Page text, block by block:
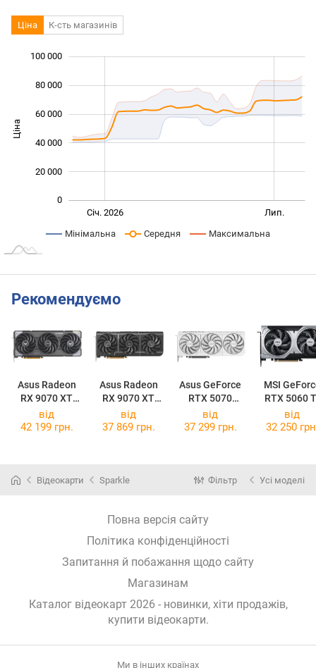
Ціна К-сть магазинів
Ціна
0
20 000
40 000
60 000
80 000
100 000
Січ. 2026
Січ. 2027 Лип.
Мінімальна Середня Максимальна
Рекомендуємо
Asus Radeon
RX 9070 XT
TUF Gaming
OC 16GB
Asus Radeon
RX 9070 XT
Prime OC 16GB
Asus GeForce
RTX 5070
Prime OC White
MSI
RTX 5060
16G
2X OC
від
42 199 грн.
від
37 869 грн.
від
37 299 грн.
від
32 250
Відеокарти Sparkle Фільтр Усі моделі
Повна версія сайту
Політика конфіденційності
Запитання й побажання щодо сайту
Магазинам
Каталог відеокарт 2026 - новинки, хіти продажів,
купити відеокарти.
Ми в інших країнах